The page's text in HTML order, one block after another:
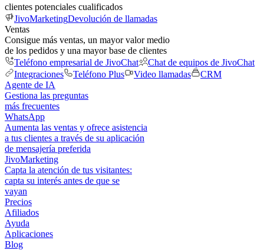
clientes potenciales cualificados
JivoMarketingDevolución de llamadas
Ventas
Consigue más ventas, un mayor valor medio
de los pedidos y una mayor base de clientes
Teléfono empresarial de JivoChat
Chat de equipos de JivoChat
Integraciones
Teléfono Plus Video llamadas
CRM
Agente de IA
Gestiona las preguntas
más frecuentes
WhatsApp
Aumenta las ventas y ofrece asistencia
a tus clientes a través de su aplicación
de mensajería preferida
JivoMarketing
Capta la atención de tus visitantes:
capta su interés antes de que se
vayan
Precios
Afiliados
Ayuda
Aplicaciones
Blog